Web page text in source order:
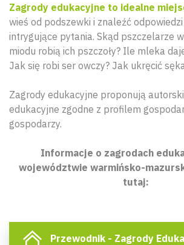
Zagrody edukacyjne to idealne
wieś od podszewki i znaleźć
intrygujące pytania. Skąd pszczelarze
miodu robią ich pszczoły? Ile mleka
Jak się robi ser owczy? Jak ukręcić
Zagrody edukacyjne proponują
edukacyjne zgodne z profilem
gospodarzy.
Informacje o zagrodach
województwie warmińsko-
tutaj:
Przewodnik - Zagrody